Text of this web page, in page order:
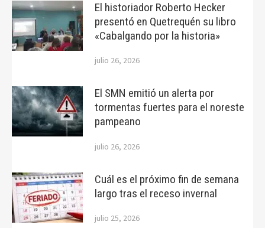
El historiador Roberto Hecker
presentó en Quetrequén su libro
«Cabalgando por la historia»
julio 26, 2026
El SMN emitió un alerta por
tormentas fuertes para el noreste
pampeano
julio 26, 2026
Cuál es el próximo fin de semana
largo tras el receso invernal
julio 25, 2026